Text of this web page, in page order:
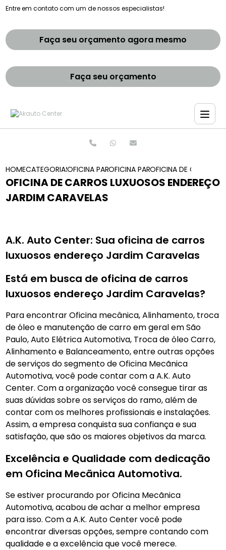
Entre em contato com um de nossos especialistas!
Faça seu orçamento agora mesmo
Faça seu orçamento
HOMECATEGORIASOFICINA PARA CARROS PREMIUM
OFICINA PARA REPAROS DE
OFICINA DE CARROS
OFICINA DE CARROS LUXUOSOS ENDEREÇO
JARDIM CARAVELAS
A.K. Auto Center: Sua oficina de carros
luxuosos endereço Jardim Caravelas
Está em busca de oficina de carros
luxuosos endereço Jardim Caravelas?
Para encontrar Oficina mecânica, Alinhamento, troca
de óleo e manutenção de carro em geral em São
Paulo, Auto Elétrica Automotiva, Troca de óleo Carro,
Alinhamento e Balanceamento, entre outras opções
de serviços do segmento de Oficina Mecãnica
Automotiva, você pode contar com a A.K. Auto
Center. Com a organização você consegue tirar as
suas dúvidas sobre os serviços do ramo, além de
contar com os melhores profissionais e instalações.
Assim, a empresa conquista sua confiança e sua
satisfação, que são os maiores objetivos da marca.
Excelência e Qualidade com dedicação
em Oficina Mecãnica Automotiva.
Se estiver procurando por Oficina Mecãnica
Automotiva, acabou de achar a melhor empresa
para isso. Com a A.K. Auto Center você pode
encontrar diversas opções, sempre contando com
qualidade e a excelência que você merece.